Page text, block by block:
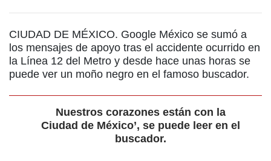
CIUDAD DE MÉXICO. Google México se sumó a
los mensajes de apoyo tras el accidente ocurrido en
la Línea 12 del Metro y desde hace unas horas se
puede ver un moño negro en el famoso buscador.
Nuestros corazones están con la
Ciudad de México’, se puede leer en el
buscador.